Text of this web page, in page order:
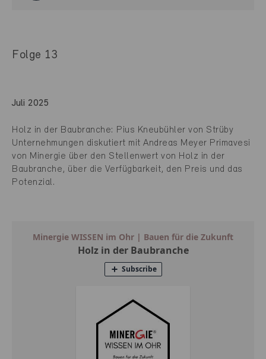
Folge 13
Juli 2025
Holz in der Baubranche: Pius Kneubühler von Strüby
Unternehmungen diskutiert mit Andreas Meyer Primavesi
von Minergie über den Stellenwert von Holz in der
Baubranche, über die Verfügbarkeit, den Preis und das
Potenzial.